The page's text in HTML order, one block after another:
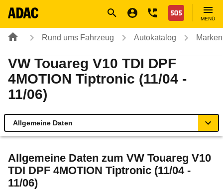
Nothilfe
MENÜ
Rund ums Fahrzeug Autokatalog
VW Touareg V10 TDI DPF
4MOTION Tiptronic (11/04 -
11/06)
Allgemeine Daten
Technische Daten
Allgemeine Daten zum VW Touareg V10
TDI DPF 4MOTION Tiptronic (11/04 -
11/06)